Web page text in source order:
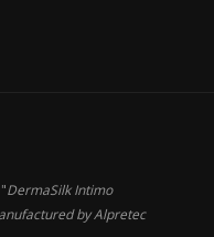
DermaSilk Intimo
by Alpretec